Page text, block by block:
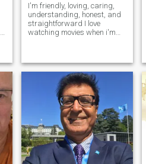
I'm friendly, loving, caring,
understanding, honest, and
straightforward I love
watching movies when i'm
friendship, relationship and